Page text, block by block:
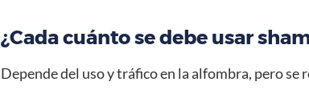
¿Cada cuánto se debe usar
Depende del uso y tráfico en la alfombra, pero se